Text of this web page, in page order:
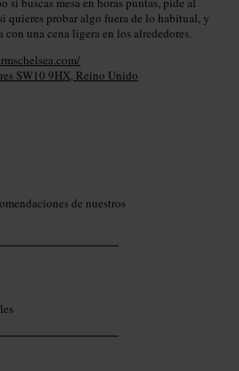
quieres probar algo fuera de lo habitual, y
una cena ligera en los alrededores.
SW10 9HX, Reino Unido
de nuestros